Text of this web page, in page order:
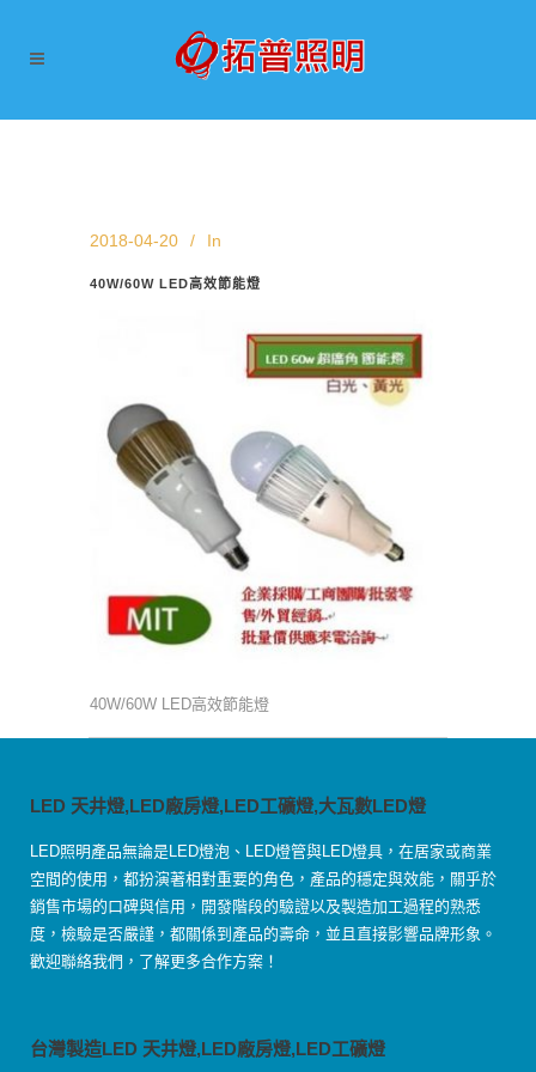
2018-04-20 In
40W/60W LED高效節能燈
40W/60W LED高效節能燈
LED 天井燈,LED廠房燈,LED工礦燈,大瓦數LED燈
LED照明產品無論是LED燈泡、LED燈管與LED燈具，在居家或商業
空間的使用，都扮演著相對重要的角色，產品的穩定與效能，關乎於
銷售市場的口碑與信用，開發階段的驗證以及製造加工過程的熟悉
度，檢驗是否嚴謹，都關係到產品的壽命，並且直接影響品牌形象。
歡迎聯絡我們，了解更多合作方案！
台灣製造LED 天井燈,LED廠房燈,LED工礦燈